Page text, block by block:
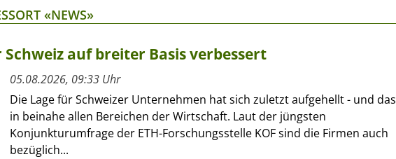
«NEWS»
Schweiz auf breiter Basis verbessert
05.08.2026, 09:33 Uhr
Die Lage für Schweizer Unternehmen hat sich zuletzt aufgehellt - und das
in beinahe allen Bereichen der Wirtschaft. Laut der jüngsten
Konjunkturumfrage der ETH-Forschungsstelle KOF sind die Firmen auch
bezüglich...